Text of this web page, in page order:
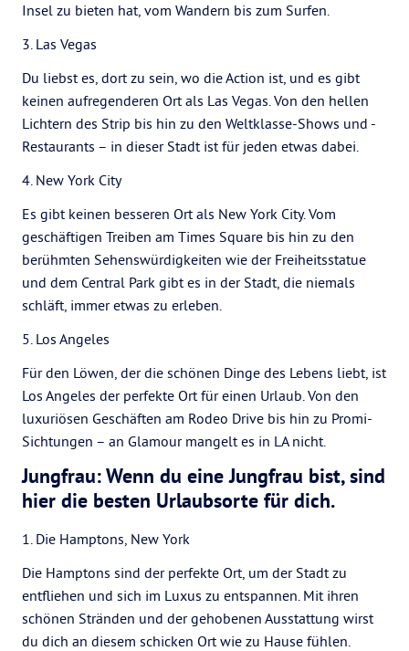
Insel zu bieten hat, vom Wandern bis zum Surfen.
3. Las Vegas
Du liebst es, dort zu sein, wo die Action ist, und es gibt
keinen aufregenderen Ort als Las Vegas. Von den hellen
Lichtern des Strip bis hin zu den Weltklasse-Shows und -
Restaurants – in dieser Stadt ist für jeden etwas dabei.
4. New York City
Es gibt keinen besseren Ort als New York City. Vom
geschäftigen Treiben am Times Square bis hin zu den
berühmten Sehenswürdigkeiten wie der Freiheitsstatue
und dem Central Park gibt es in der Stadt, die niemals
schläft, immer etwas zu erleben.
5. Los Angeles
Für den Löwen, der die schönen Dinge des Lebens liebt, ist
Los Angeles der perfekte Ort für einen Urlaub. Von den
luxuriösen Geschäften am Rodeo Drive bis hin zu Promi-
Sichtungen – an Glamour mangelt es in LA nicht.
Jungfrau: Wenn du eine Jungfrau bist, sind
hier die besten Urlaubsorte für dich.
1. Die Hamptons, New York
Die Hamptons sind der perfekte Ort, um der Stadt zu
entfliehen und sich im Luxus zu entspannen. Mit ihren
schönen Stränden und der gehobenen Ausstattung wirst
du dich an diesem schicken Ort wie zu Hause fühlen.